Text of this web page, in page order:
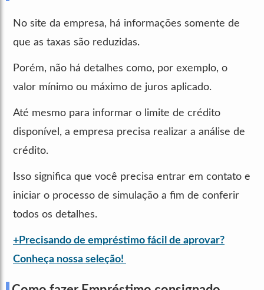
No site da empresa, há informações somente de
que as taxas são reduzidas.
Porém, não há detalhes como, por exemplo, o
valor mínimo ou máximo de juros aplicado.
Até mesmo para informar o limite de crédito
disponível, a empresa precisa realizar a análise de
crédito.
Isso significa que você precisa entrar em contato e
iniciar o processo de simulação a fim de conferir
todos os detalhes.
+Precisando de empréstimo fácil de aprovar?
Conheça nossa seleção!